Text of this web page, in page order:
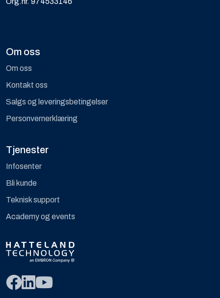
Om oss
Om oss
Kontakt oss
Salgs og leveringsbetingelser
Personvernerklæring
Tjenester
Infosenter
Bli kunde
Teknisk support
Academy og events